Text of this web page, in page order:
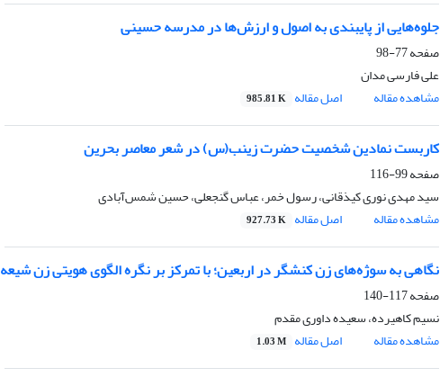
جلوه‌هایی از پایبندی به اصول و ارزش‌ها در مدرسه حسینی
صفحه77-98
علی فارسی مدان
مشاهده مقاله
اصل مقاله 985.81 K
کاربست نمادین شخصیت حضرت زینب(س) در شعر معاصر بحرین
صفحه99-116
سید مهدی نوری کیذقانی، رسول خمر، عباس گنجعلی، حسین شمس‌آبادی
مشاهده مقاله
اصل مقاله 927.73 K
نگاهی به سوژه‌های زن کنشگر در اربعین؛ با تمرکز بر نگره الگوی هویتی زن شیعه
صفحه117-140
نسیم کاهیرده، سعیده داوری مقدم
مشاهده مقاله
اصل مقاله 1.03 M